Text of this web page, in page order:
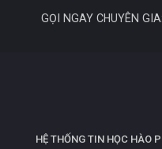
GỌI NGAY CHUYÊN
HỆ THỐNG TIN HỌC HÀO